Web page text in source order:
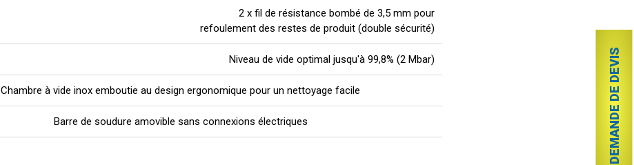
DEMANDE DE DEVIS
2 x fil de résistance bombé de 3,5 mm pour
refoulement des restes de produit (double sécurité)
Niveau de vide optimal jusqu'à 99,8% (2 Mbar)
Chambre à vide inox emboutie au design ergonomique pour un nettoyage facile
Barre de soudure amovible sans connexions électriques